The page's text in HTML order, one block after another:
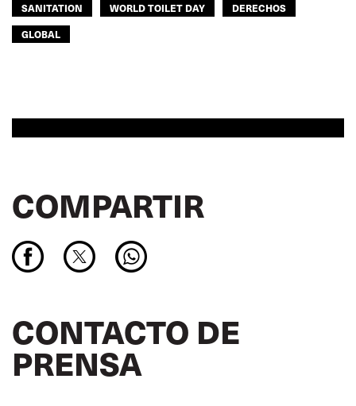
SANITATION WORLD TOILET DAY
DERECHOS
GLOBAL
COMPARTIR
CONTACTO DE
PRENSA